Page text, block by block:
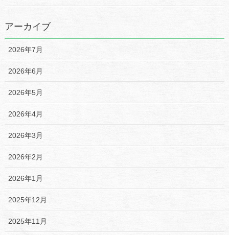
アーカイブ
2026年7月
2026年6月
2026年5月
2026年4月
2026年3月
2026年2月
2026年1月
2025年12月
2025年11月